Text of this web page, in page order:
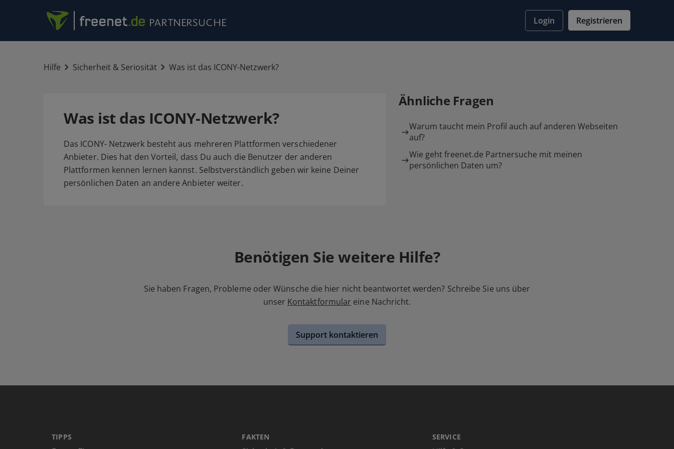
Login Registrieren
Hilfe Sicherheit & Seriosität Was ist das ICONY-Netzwerk?
Was ist das ICONY-Netzwerk?
Das ICONY- Netzwerk besteht aus mehreren Plattformen verschiedener
Anbieter. Dies hat den Vorteil, dass Du auch die Benutzer der anderen
Plattformen kennen lernen kannst. Selbstverständlich geben wir keine Deiner
persönlichen Daten an andere Anbieter weiter.
Ähnliche Fragen
Warum taucht mein Profil auch auf anderen Webseiten
auf?
Wie geht freenet.de Partnersuche mit meinen
persönlichen Daten um?
Benötigen Sie weitere Hilfe?
Sie haben Fragen, Probleme oder Wünsche die hier nicht beantwortet werden? Schreibe Sie uns über
unser Kontaktformular eine Nachricht.
Support kontaktieren
TIPPS FAKTEN SERVICE